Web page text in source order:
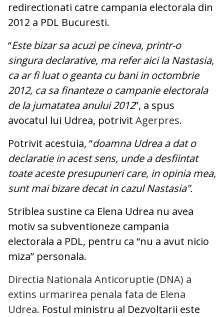
redirectionati catre campania electorala din
2012 a PDL Bucuresti.
“Este bizar sa acuzi pe cineva, printr-o
singura declarative, ma refer aici la Nastasia,
ca ar fi luat o geanta cu bani in octombrie
2012, ca sa finanteze o campanie electorala
de la jumatatea anului 2012”, a spus
avocatul lui Udrea, potrivit Agerpres.
Potrivit acestuia, “doamna Udrea a dat o
declaratie in acest sens, unde a desfiintat
toate aceste presupuneri care, in opinia mea,
sunt mai bizare decat in cazul Nastasia”.
Striblea sustine ca Elena Udrea nu avea
motiv sa subventioneze campania
electorala a PDL, pentru ca “nu a avut nicio
miza” personala.
Directia Nationala Anticoruptie (DNA) a
extins urmarirea penala fata de Elena
Udrea. Fostul ministru al Dezvoltarii este